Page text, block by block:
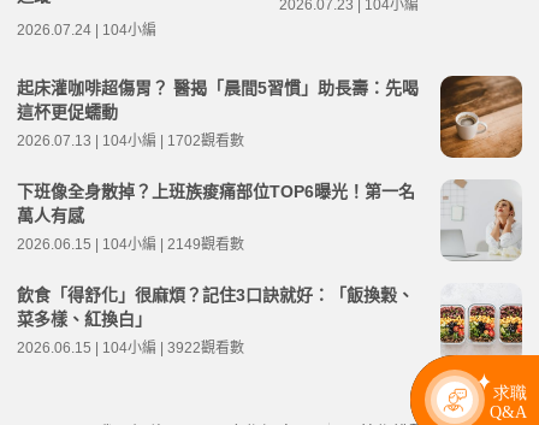
2026.07.24 | 104小編
2026.07.23 | 104小編
起床灌咖啡超傷胃？ 醫揭「晨間5習慣」助長壽：先喝
這杯更促蠕動
2026.07.13 | 104小編 | 1702觀看數
下班像全身散掉？上班族痠痛部位TOP6曝光！第一名
萬人有感
2026.06.15 | 104小編 | 2149觀看數
飲食「得舒化」很麻煩？記住3口訣就好：「飯換穀、
菜多樣、紅換白」
2026.06.15 | 104小編 | 3922觀看數